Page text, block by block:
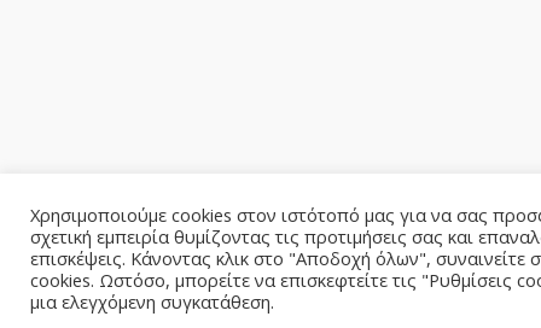
Χρησιμοποιούμε cookies στον ιστότοπό μας για να σας
σχετική εμπειρία θυμίζοντας τις προτιμήσεις σας και
επισκέψεις. Κάνοντας κλικ στο "Αποδοχή όλων",
cookies. Ωστόσο, μπορείτε να επισκεφτείτε τις "Ρυθμίσεις
μια ελεγχόμενη συγκατάθεση.